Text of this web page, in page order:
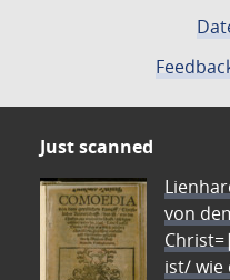
Just scanned
von
ist/